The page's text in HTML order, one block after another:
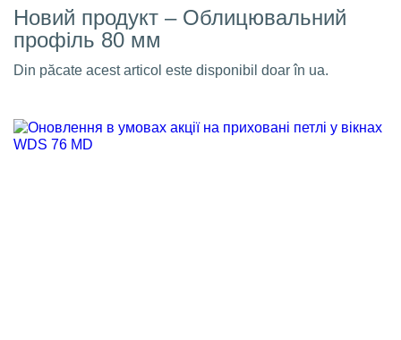
Новий продукт – Облицювальний
профіль 80 мм
Din păcate acest articol este disponibil doar în ua.